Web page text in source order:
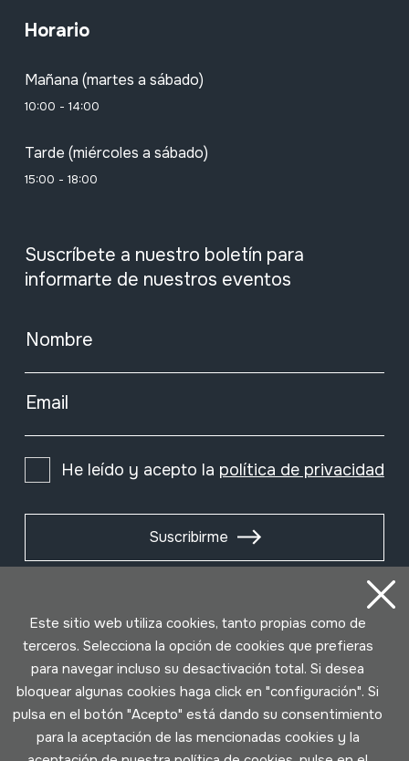
Horario
Mañana (martes a sábado)
10:00 - 14:00
Tarde (miércoles a sábado)
15:00 - 18:00
Suscríbete a nuestro boletín para
informarte de nuestros eventos
Nombre
Email
He leído y acepto la política de privacidad
Suscribirme
Este sitio web utiliza cookies, tanto propias como de
terceros. Selecciona la opción de cookies que prefieras
para navegar incluso su desactivación total. Si desea
bloquear algunas cookies haga click en "configuración". Si
pulsa en el botón "Acepto" está dando su consentimiento
para la aceptación de las mencionadas cookies y la